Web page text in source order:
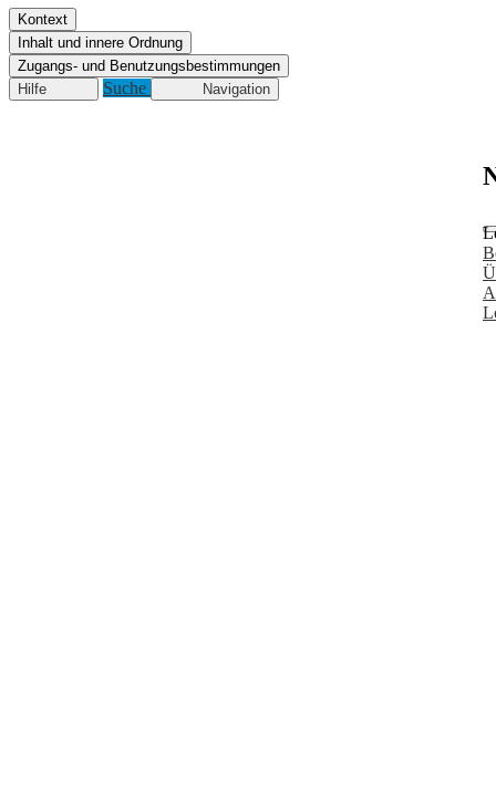
Kontext
Inhalt und innere Ordnung
Zugangs- und Benutzungsbestimmungen
Hilfe
Suche Navigation